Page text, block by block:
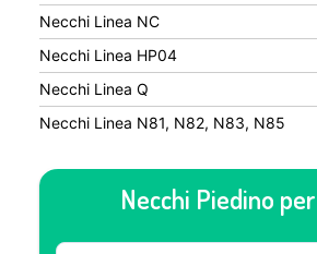
Necchi Linea NC
Necchi Linea HP04
Necchi Linea Q
Necchi Linea N81, N82, N83, N85
Necchi Piedino